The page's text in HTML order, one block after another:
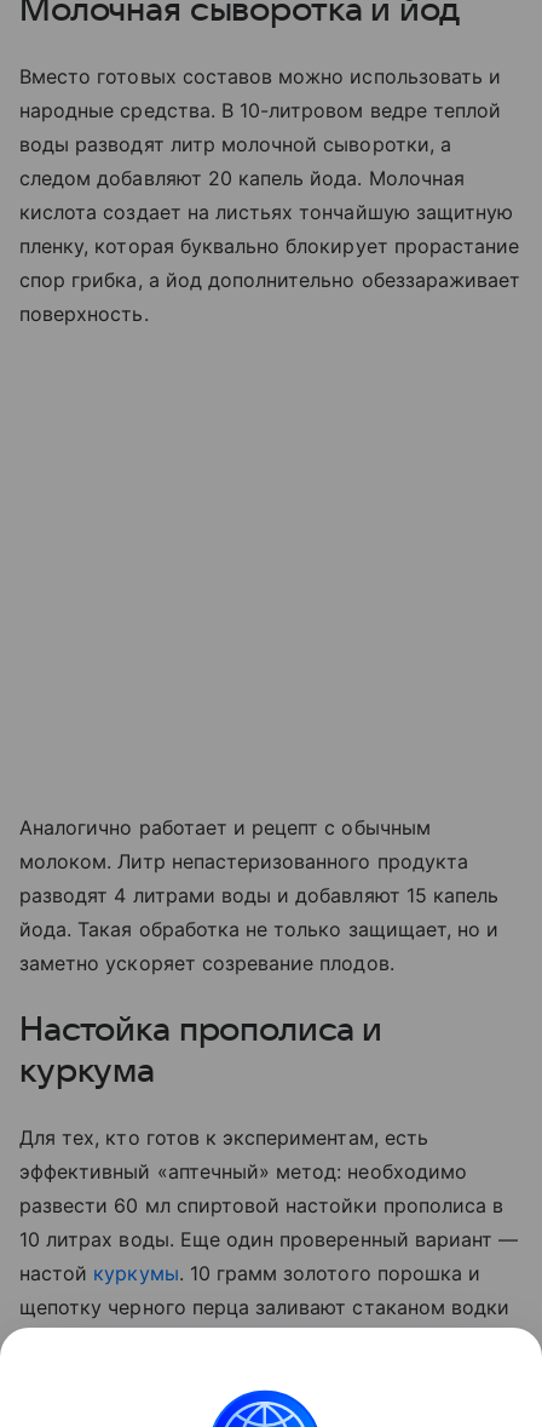
Молочная сыворотка и йод
Вместо готовых составов можно использовать и
народные средства. В 10-литровом ведре теплой
воды разводят литр молочной сыворотки, а
следом добавляют 20 капель йода. Молочная
кислота создает на листьях тончайшую защитную
пленку, которая буквально блокирует прорастание
спор грибка, а йод дополнительно обеззараживает
поверхность.
Аналогично работает и рецепт с обычным
молоком. Литр непастеризованного продукта
разводят 4 литрами воды и добавляют 15 капель
йода. Такая обработка не только защищает, но и
заметно ускоряет созревание плодов.
Настойка прополиса и
куркума
Для тех, кто готов к экспериментам, есть
эффективный «аптечный» метод: необходимо
развести 60 мл спиртовой настойки прополиса в
10 литрах воды. Еще один проверенный вариант —
настой куркумы. 10 грамм золотого порошка и
щепотку черного перца заливают стаканом водки
опрыскивают стебли, а также листья с верхней и